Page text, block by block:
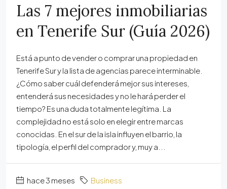
Las 7 mejores inmobiliarias
en Tenerife Sur (Guía 2026)
Está a punto de vender o comprar una propiedad en
Tenerife Sur y la lista de agencias parece interminable.
¿Cómo saber cuál defenderá mejor sus intereses,
entenderá sus necesidades y no le hará perder el
tiempo? Es una duda totalmente legítima. La
complejidad no está solo en elegir entre marcas
conocidas. En el sur de la isla influyen el barrio, la
tipología, el perfil del comprador y, muy a...
hace 3 meses Business